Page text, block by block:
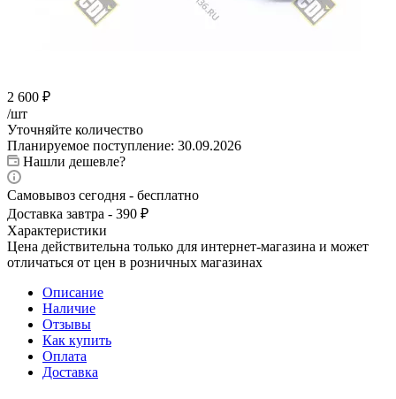
2 600 ₽
/шт
Уточняйте количество
Планируемое поступление: 30.09.2026
Нашли дешевле?
Самовывоз сегодня - бесплатно
Доставка завтра - 390 ₽
Характеристики
Цена действительна только для интернет-магазина и может
отличаться от цен в розничных магазинах
Описание
Наличие
Отзывы
Как купить
Оплата
Доставка